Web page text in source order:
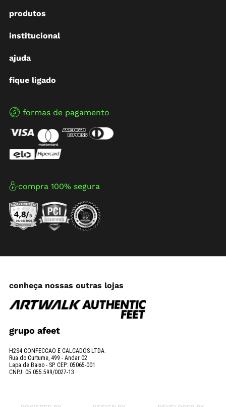
produtos
institucional
ajuda
fique ligado
formas de pagamento
compra 100% segura
conheça nossas outras lojas
grupo afeet
H2S4 CONFECCAO E CALCADOS LTDA.
Rua do Curtume, 499 - Andar 02
Lapa de Baixo - SP. CEP: 05065-001
CNPJ: 05.055.599/0027-13.